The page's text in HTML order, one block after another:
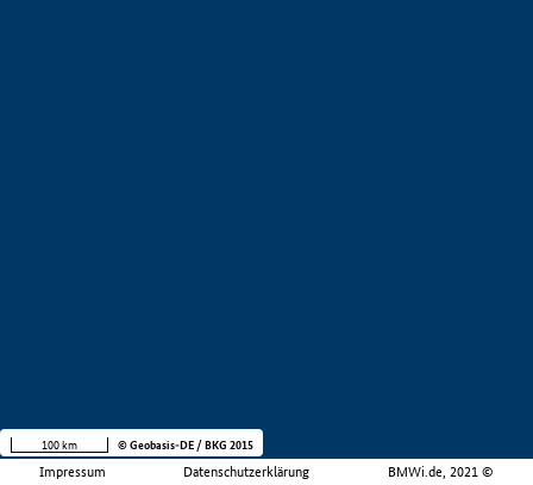
Impressum Datenschutzerklärung BMWi.de, 2021 ©
100 km © Geobasis-DE / BKG 2015